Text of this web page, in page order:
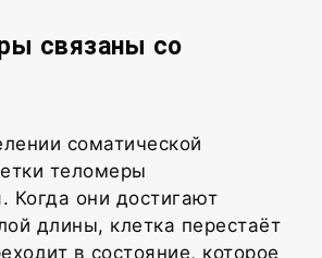
связаны со
соматической
теломеры
Когда они достигают
длины, клетка перестаёт
в состояние, которое